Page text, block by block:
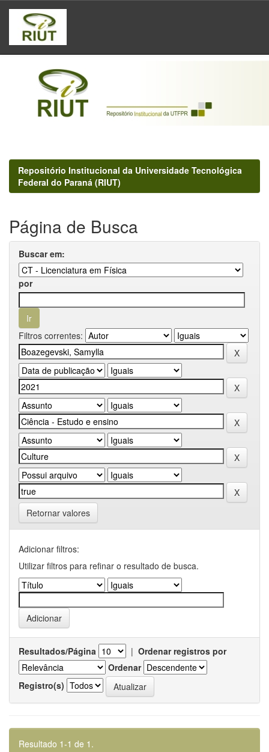
Skip
navigation
Repositório Institucional da Universidade Tecnológica
Federal do Paraná (RIUT)
Página de Busca
Buscar em:
por
Filtros correntes:
Retornar valores
Adicionar filtros:
Utilizar filtros para refinar o resultado de busca.
Resultados/Página | Ordenar registros por
Ordenar
Registro(s)
Resultado 1-1 de 1.